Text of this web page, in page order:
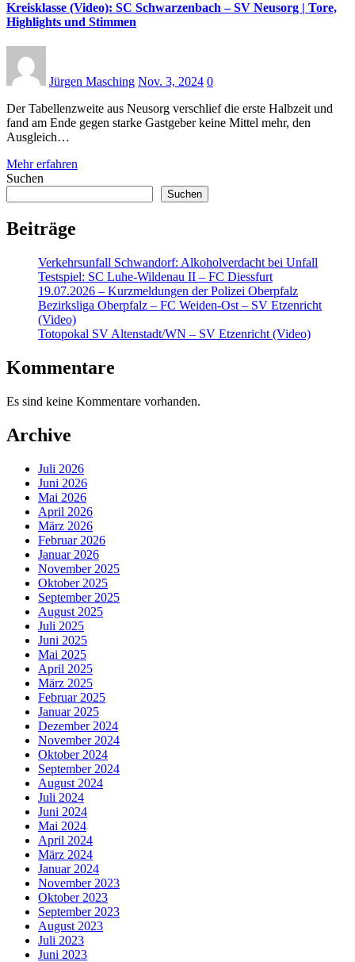
Kreisklasse (Video): SC Schwarzenbach – SV Neusorg | Tore,
Highlights und Stimmen
Jürgen Masching Nov. 3, 2024 0
Der Tabellenzweite aus Neusorg verschlief die erste Halbzeit und
fand am Ende gegen starke Gastgeber keine Mittel mehr, den
Ausgleich…
Mehr erfahren
Suchen
Suchen
Beiträge
Verkehrsunfall Schwandorf: Alkoholverdacht bei Unfall
Testspiel: SC Luhe-Wildenau II – FC Diessfurt
19.07.2026 – Kurzmeldungen der Polizei Oberpfalz
Bezirksliga Oberpfalz – FC Weiden-Ost – SV Etzenricht
(Video)
Totopokal SV Altenstadt/WN – SV Etzenricht (Video)
Kommentare
Es sind keine Kommentare vorhanden.
Archive
Juli 2026
Juni 2026
Mai 2026
April 2026
März 2026
Februar 2026
Januar 2026
November 2025
Oktober 2025
September 2025
August 2025
Juli 2025
Juni 2025
Mai 2025
April 2025
März 2025
Februar 2025
Januar 2025
Dezember 2024
November 2024
Oktober 2024
September 2024
August 2024
Juli 2024
Juni 2024
Mai 2024
April 2024
März 2024
Januar 2024
November 2023
Oktober 2023
September 2023
August 2023
Juli 2023
Juni 2023